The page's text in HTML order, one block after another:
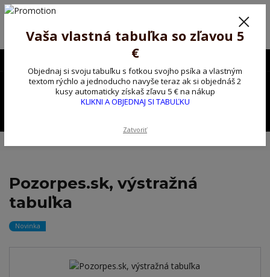
Poprosíme ctených zákazníkov o trpezlivosť, v tomto období máme
Preto sme Vám pripravili malý darček ako ospravedlnenie.
!!! ZĽAVA 5€ na PRVÚ objednávku nad 30€ s kódom pozorpes5 !!!
0,00 EUR
Pozorpes.sk, výstražná
tabuľka
Novinka
Vaša vlastná tabuľka so zľavou 5
€
Objednaj si svoju tabuľku s fotkou svojho psíka a vlastným
textom rýchlo a jednoducho navyše teraz ak si objednáš 2
kusy automaticky získaš zľavu 5 € na nákup
KLIKNI A OBJEDNAJ SI TABUĽKU
Zatvoriť